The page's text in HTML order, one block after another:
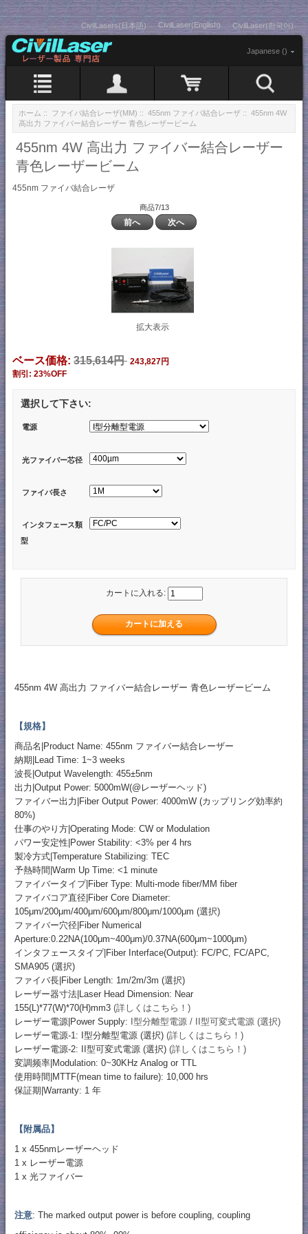
CivilLasers(日本語) CivilLaser(English) CivilLaser(한국어)
Japanese ()
ホーム :: ファイバ結合レーザ(MM) :: 455nm ファイバ結合レーザ :: 455nm 4W
高出力 ファイバー結合レーザー 青色レーザービーム
455nm 4W 高出力 ファイバー結合レーザー
青色レーザービーム
455nm ファイバ結合レーザ
商品7/13
前へ 次へ
拡大表示
ベース価格: 315,614円 243,827円
割引: 23%OFF
選択して下さい:
電源
光ファイバー芯径
ファイバ長さ
インタフェース類
型
カートに入れる:
455nm 4W 高出力 ファイバー結合レーザー 青色レーザービーム
【規格】
商品名|Product Name: 455nm ファイバー結合レーザー
納期|Lead Time: 1~3 weeks
波長|Output Wavelength: 455±5nm
出力|Output Power: 5000mW(@レーザーヘッド)
ファイバー出力|Fiber Output Power: 4000mW (カップリング効率約
80%)
仕事のやり方|Operating Mode: CW or Modulation
パワー安定性|Power Stability: <3% per 4 hrs
製冷方式|Temperature Stabilizing: TEC
予熱時間|Warm Up Time: <1 minute
ファイバータイプ|Fiber Type: Multi-mode fiber/MM fiber
ファイバコア直径|Fiber Core Diameter:
105μm/200μm/400μm/600μm/800μm/1000μm (選択)
ファイバー穴径|Fiber Numerical
Aperture:0.22NA(100μm~400μm)/0.37NA(600μm~1000μm)
インタフェースタイプ|Fiber Interface(Output): FC/PC, FC/APC,
SMA905 (選択)
ファイバ長|Fiber Length: 1m/2m/3m (選択)
レーザー器寸法|Laser Head Dimension: Near
155(L)*77(W)*70(H)mm3 (詳しくはこちら！)
レーザー電源|Power Supply: I型分離型電源 / II型可変式電源 (選択)
レーザー電源-1: I型分離型電源 (選択) (詳しくはこちら！)
レーザー電源-2: II型可変式電源 (選択) (詳しくはこちら！)
変調频率|Modulation: 0~30KHz Analog or TTL
使用時間|MTTF(mean time to failure): 10,000 hrs
保証期|Warranty: 1 年
【附属品】
1 x 455nmレーザーヘッド
1 x レーザー電源
1 x 光ファイバー
注意: The marked output power is before coupling, coupling